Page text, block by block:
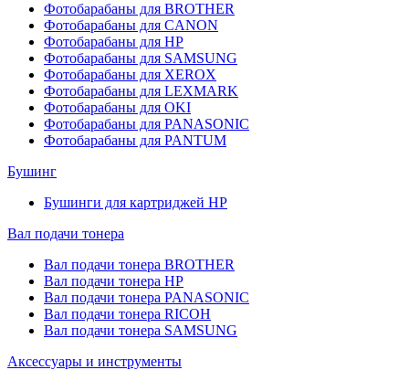
Фотобарабаны для BROTHER
Фотобарабаны для CANON
Фотобарабаны для HP
Фотобарабаны для SAMSUNG
Фотобарабаны для XEROX
Фотобарабаны для LEXMARK
Фотобарабаны для OKI
Фотобарабаны для PANASONIC
Фотобарабаны для PANTUM
Бушинг
Бушинги для картриджей HP
Вал подачи тонера
Вал подачи тонера BROTHER
Вал подачи тонера HP
Вал подачи тонера PANASONIC
Вал подачи тонера RICOH
Вал подачи тонера SAMSUNG
Аксессуары и инструменты